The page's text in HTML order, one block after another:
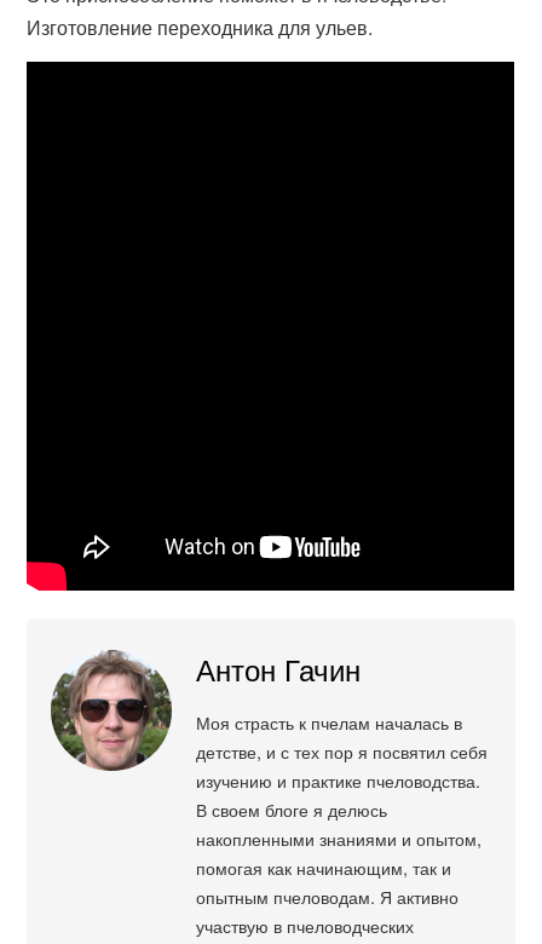
Изготовление переходника для ульев.
Антон Гачин
Моя страсть к пчелам началась в
детстве, и с тех пор я посвятил себя
изучению и практике пчеловодства.
В своем блоге я делюсь
накопленными знаниями и опытом,
помогая как начинающим, так и
опытным пчеловодам. Я активно
участвую в пчеловодческих